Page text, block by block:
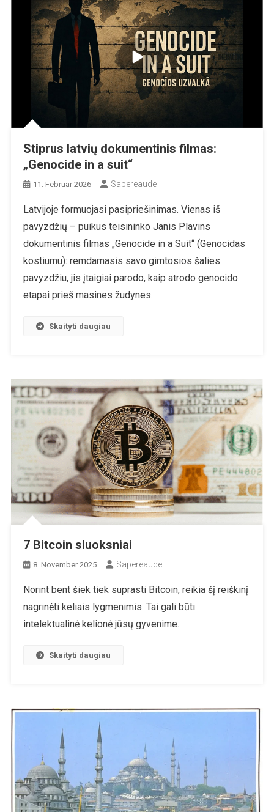
Stiprus latvių dokumentinis filmas:
„Genocide in a suit“
11. Februar 2026 Sapereaude
Latvijoje formuojasi pasipriešinimas. Vienas iš
pavyzdžių – puikus teisininko Janis Plavins
dokumentinis filmas „Genocide in a Suit“ (Genocidas
kostiumu): remdamasis savo gimtosios šalies
pavyzdžiu, jis įtaigiai parodo, kaip atrodo genocido
etapai prieš masines žudynes.
Skaityti daugiau
7 Bitcoin sluoksniai
8. November 2025 Sapereaude
Norint bent šiek tiek suprasti Bitcoin, reikia šį reiškinį
nagrinėti keliais lygmenimis. Tai gali būti
intelektualinė kelionė jūsų gyvenime.
Skaityti daugiau